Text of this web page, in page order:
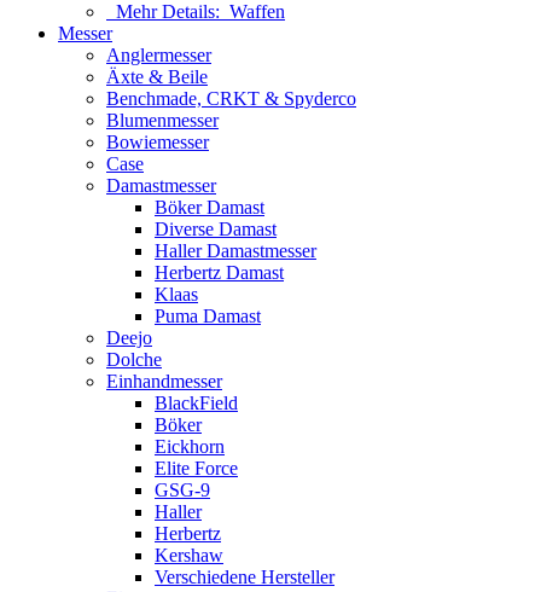
Mehr Details: Waffen
Messer
Anglermesser
Äxte & Beile
Benchmade, CRKT & Spyderco
Blumenmesser
Bowiemesser
Case
Damastmesser
Böker Damast
Diverse Damast
Haller Damastmesser
Herbertz Damast
Klaas
Puma Damast
Deejo
Dolche
Einhandmesser
BlackField
Böker
Eickhorn
Elite Force
GSG-9
Haller
Herbertz
Kershaw
Verschiedene Hersteller